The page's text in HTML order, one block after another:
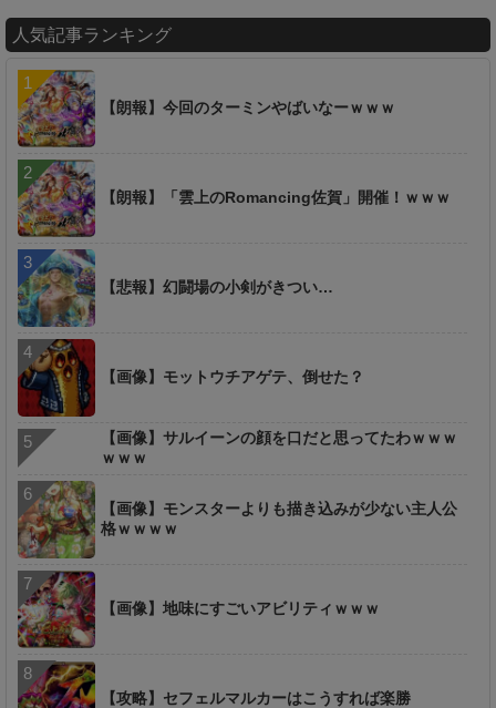
人気記事ランキング
【朗報】今回のターミンやばいなーｗｗｗ
【朗報】「雲上のRomancing佐賀」開催！ｗｗｗ
【悲報】幻闘場の小剣がきつい…
【画像】モットウチアゲテ、倒せた？
【画像】サルイーンの顔を口だと思ってたわｗｗｗ
ｗｗｗ
【画像】モンスターよりも描き込みが少ない主人公
格ｗｗｗｗ
【画像】地味にすごいアビリティｗｗｗ
【攻略】セフェルマルカーはこうすれば楽勝